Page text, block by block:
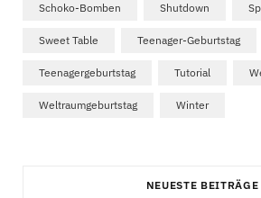
Schoko-Bomben Shutdown
Sweet Table Teenager-Geburtstag
Teenagergeburtstag Tutorial
Weltraumgeburtstag Winter
NEUESTE BEITRÄGE